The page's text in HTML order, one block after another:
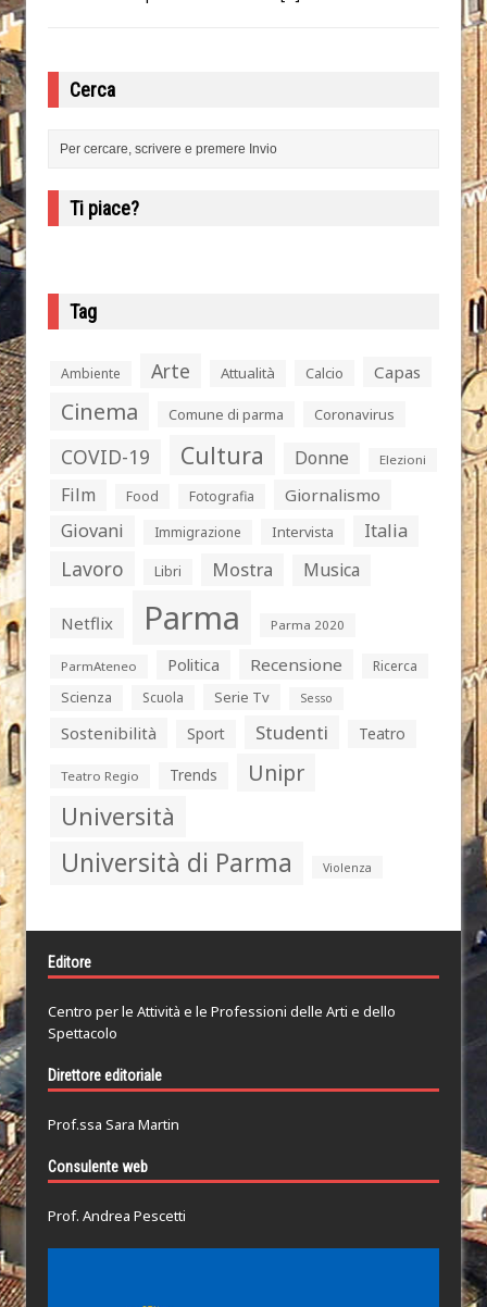
Cerca
Ti piace?
Tag
Ambiente Arte Attualità Calcio Capas
Cinema Comune di parma Coronavirus
COVID-19 Cultura Donne Elezioni
Film Food Fotografia Giornalismo
Giovani Immigrazione Intervista Italia
Lavoro Libri Mostra Musica
Netflix Parma Parma 2020
ParmAteneo Politica Recensione
Ricerca
Scienza
Scuola Serie Tv Sesso
Sostenibilità Sport Studenti Teatro
Teatro Regio Trends Unipr
Università
Università di Parma Violenza
Editore
Centro per le Attività e le Professioni delle Arti e dello
Spettacolo
Direttore editoriale
Prof.ssa Sara Martin
Consulente web
Prof. Andrea Pescetti